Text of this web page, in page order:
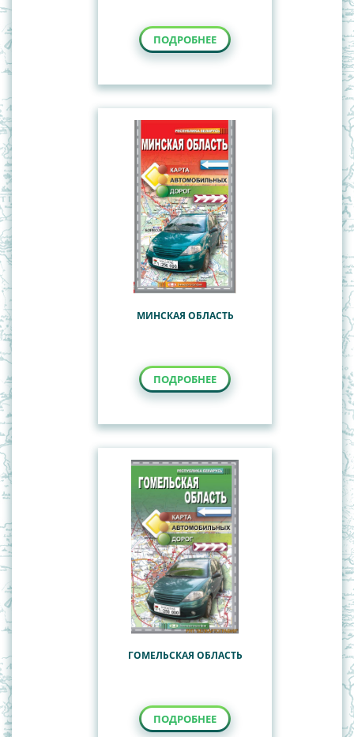
ПОДРОБНЕЕ
МИНСКАЯ ОБЛАСТЬ
ПОДРОБНЕЕ
ГОМЕЛЬСКАЯ ОБЛАСТЬ
ПОДРОБНЕЕ